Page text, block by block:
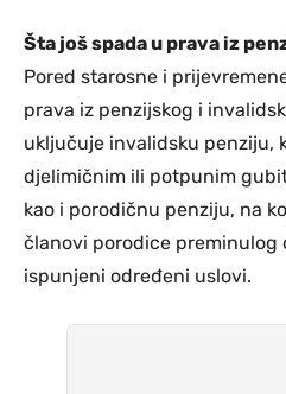
Šta još spada u prava iz
Pored starosne i
prava iz penzijskog i
uključuje invalidsku penziju,
djelimičnim ili potpunim
kao i porodičnu penziju, na
članovi porodice preminulog
ispunjeni određeni uslovi.